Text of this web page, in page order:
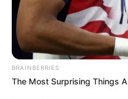
BRAINBERRIES
The Most Surprising Things